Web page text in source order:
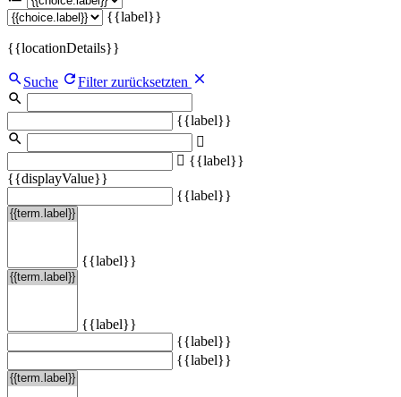
{{label}}
{{locationDetails}}
Suche Filter zurücksetzten
{{label}}
{{label}}
{{displayValue}}
{{label}}
{{label}}
{{label}}
{{label}}
{{label}}